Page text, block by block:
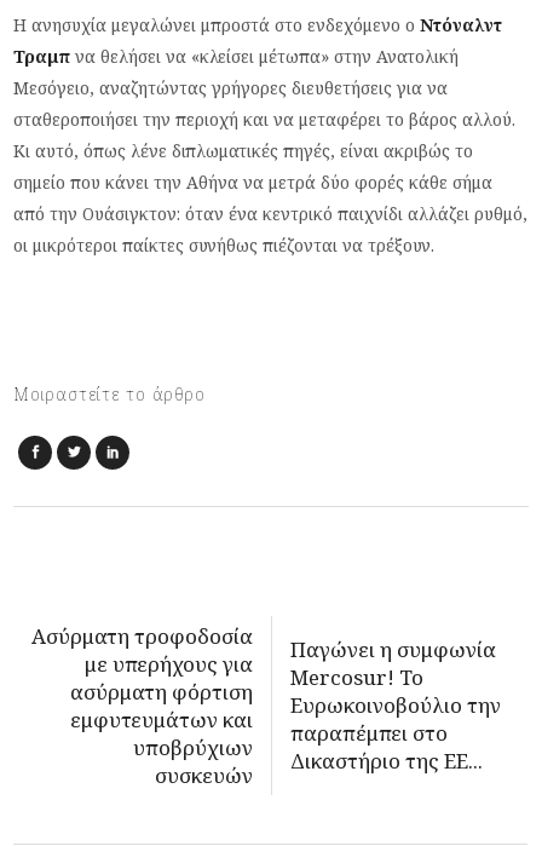
Η ανησυχία μεγαλώνει μπροστά στο ενδεχόμενο οΝτόναλντ
Τραμπνα θελήσει να «κλείσει μέτωπα» στην Ανατολική
Μεσόγειο, αναζητώντας γρήγορες διευθετήσεις για να
σταθεροποιήσει την περιοχή και να μεταφέρει το βάρος αλλού.
Κι αυτό, όπως λένε διπλωματικές πηγές, είναι ακριβώς το
σημείο που κάνει την Αθήνα να μετρά δύο φορές κάθε σήμα
από την Ουάσιγκτον: όταν ένα κεντρικό παιχνίδι αλλάζει ρυθμό,
οι μικρότεροι παίκτες συνήθως πιέζονται να τρέξουν.
Μοιραστείτε το άρθρο
Ασύρματη τροφοδοσία
με υπερήχους για
ασύρματη φόρτιση
εμφυτευμάτων και
υποβρύχιων
συσκευών
Παγώνει η συμφωνία
Mercosur! To
Ευρωκοινοβούλιο την
παραπέμπει στο
Δικαστήριο της ΕΕ...